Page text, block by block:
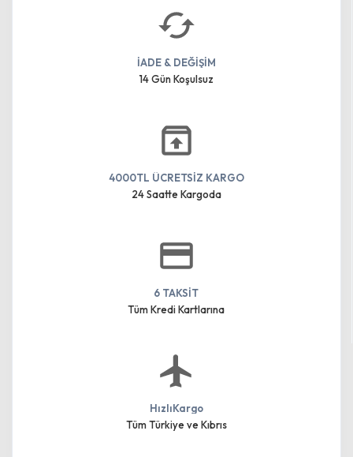
İADE & DEĞİŞİM
14 Gün Koşulsuz
4000TL ÜCRETSİZ KARGO
24 Saatte Kargoda
6 TAKSİT
Tüm Kredi Kartlarına
HızlıKargo
Tüm Türkiye ve Kıbrıs